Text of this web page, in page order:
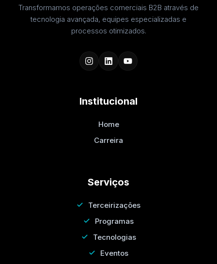
Transformamos operações comerciais B2B através de
tecnologia avançada, equipes especializadas e
processos otimizados.
Institucional
Home
Carreira
Serviços
Terceirizações
Programas
Tecnologias
Eventos